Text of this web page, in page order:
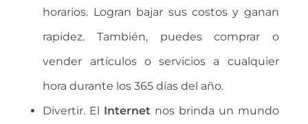
horarios. Logran bajar sus costos y ganan
rapidez. También, puedes comprar o
vender artículos o servicios a cualquier
hora durante los 365 días del año.
Divertir. El Internet nos brinda un mundo